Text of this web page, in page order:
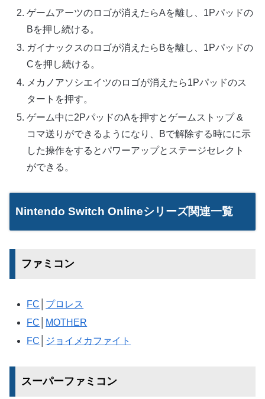
ゲームアーツのロゴが消えたらAを離し、1Pパッドの
Bを押し続ける。
ガイナックスのロゴが消えたらBを離し、1Pパッドの
Cを押し続ける。
メカノアソシエイツのロゴが消えたら1Pパッドのス
タートを押す。
ゲーム中に2PパッドのAを押すとゲームストップ &
コマ送りができるようになり、Bで解除する時にに示
した操作をするとパワーアップとステージセレクト
ができる。
Nintendo Switch Onlineシリーズ関連一覧
ファミコン
FC
プロレス
FC
MOTHER
FC
ジョイメカファイト
スーパーファミコン